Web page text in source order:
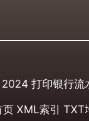
打印银行流
页 XML索引 TXT